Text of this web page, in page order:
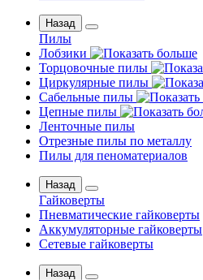
Назад
Пилы
Лобзики
Торцовочные пилы
Циркулярные пилы
Сабельные пилы
Цепные пилы
Ленточные пилы
Отрезные пилы по металлу
Пилы для пеноматериалов
Назад
Гайковерты
Пневматические гайковерты
Аккумуляторные гайковерты
Сетевые гайковерты
Назад